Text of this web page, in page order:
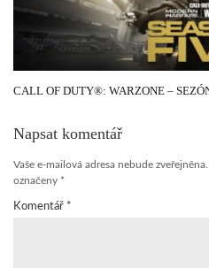
CALL OF DUTY®: WARZONE –
Napsat komentář
Vaše e-mailová adresa nebude zveřejněna.
označeny *
Komentář *